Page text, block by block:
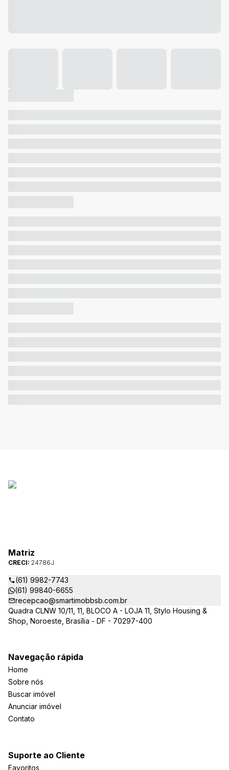
Matriz
CRECI: 24786J
(61) 9982-7743
(61) 99840-6655
recepcao@smartimobbsb.com.br
Quadra CLNW 10/11, 11, BLOCO A - LOJA 11, Stylo Housing &
Shop, Noroeste, Brasília - DF - 70297-400
Navegação rápida
Home
Sobre nós
Buscar imóvel
Anunciar imóvel
Contato
Suporte ao Cliente
Favoritos